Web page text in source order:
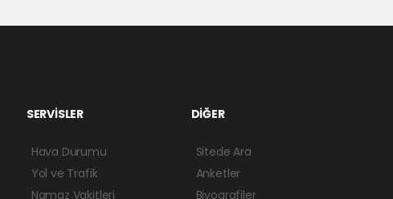
SERVİSLER
Hava Durumu
Yol ve Trafik
Namaz Vakitleri
DİĞER
Sitede Ara
Anketler
Biyografiler